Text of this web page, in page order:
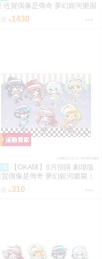
佐賀偶像是傳奇 夢幻銀河樂園
壓克力卡片 02/全套組(全7種)
袍泳裝ver.
1430
購
【OKA咪】8月預購 劇場版
賀偶像是傳奇 夢幻銀河樂園｜
色透明收納夾 01/集合款 冰淇
店ver.(Q版插畫)
310